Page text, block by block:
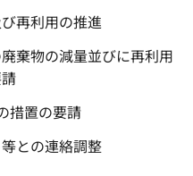
再利用の推進
棄物の減量並びに再利用
措置の要請
との連絡調整